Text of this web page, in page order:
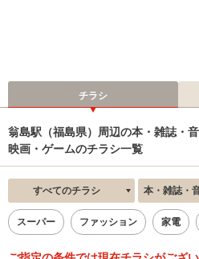
チラシ
翁島駅（福島県）周辺の本・雑誌・音
映画・ゲームのチラシ一覧
すべてのチラシ 本・雑誌・音楽・
スーパー ファッション 家電